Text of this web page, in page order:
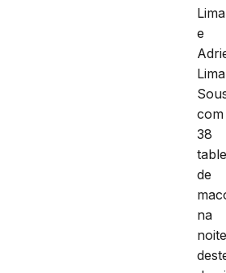
Lima
e
Lima
com
38
de
na